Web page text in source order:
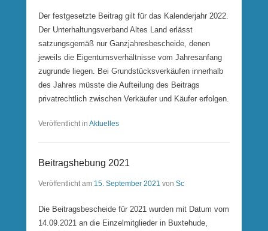
Der festgesetzte Beitrag gilt für das Kalenderjahr 2022.
Der Unterhaltungsverband Altes Land erlässt
satzungsgemäß nur Ganzjahresbescheide, denen
jeweils die Eigentumsverhältnisse vom Jahresanfang
zugrunde liegen. Bei Grundstücksverkäufen innerhalb
des Jahres müsste die Aufteilung des Beitrags
privatrechtlich zwischen Verkäufer und Käufer erfolgen.
Veröffentlicht in Aktuelles
Beitragshebung 2021
Veröffentlicht am 15. September 2021 von Sc
Die Beitragsbescheide für 2021 wurden mit Datum vom
14.09.2021 an die Einzelmitglieder in Buxtehude,